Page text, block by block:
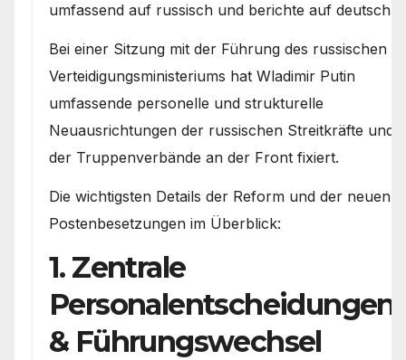
umfassend auf russisch und berichte auf deutsch.
Bei einer Sitzung mit der Führung des russischen
Verteidigungsministeriums hat Wladimir Putin
umfassende personelle und strukturelle
Neuausrichtungen der russischen Streitkräfte und
der Truppenverbände an der Front fixiert.
Die wichtigsten Details der Reform und der neuen
Postenbesetzungen im Überblick:
1. Zentrale
Personalentscheidungen
& Führungswechsel